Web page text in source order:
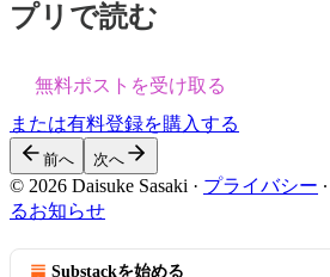
プリで読む
無料ポストを受け取る
または有料登録を購入する
前へ 次へ
© 2026 Daisuke Sasaki · プライバシー ∙
るお知らせ
Substackを始める